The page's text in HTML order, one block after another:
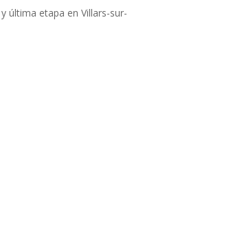
última etapa en Villars-sur-